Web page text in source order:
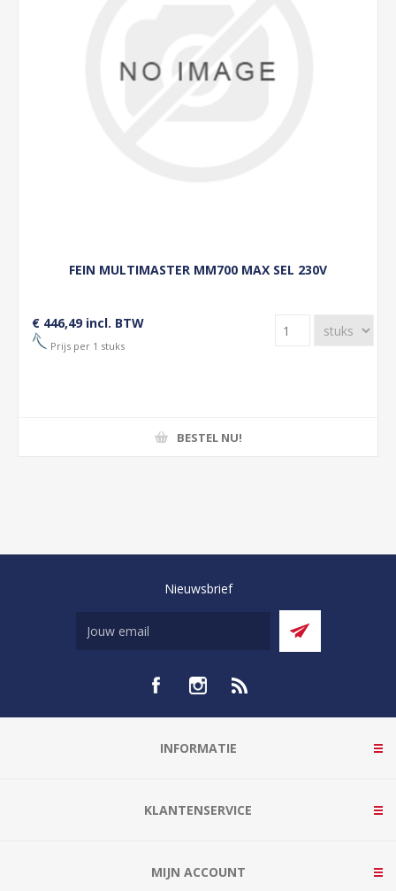
FEIN MULTIMASTER MM700 MAX SEL 230V
€ 446,49 incl. BTW
Prijs per 1 stuks
BESTEL NU!
Nieuwsbrief
INFORMATIE
KLANTENSERVICE
MIJN ACCOUNT